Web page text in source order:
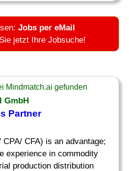
Jobs per eMail
jetzt Ihre Jobsuche!
Mindmatch.ai gefunden
GmbH
Partner
CFA) is an advantage;
experience in commodity
production distribution